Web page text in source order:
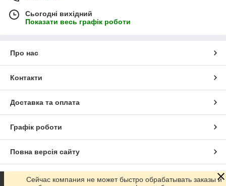
Сьогодні вихідний
Показати весь графік роботи
Про нас
Контакти
Доставка та оплата
Графік роботи
Повна версія сайту
Сайт створено на маркетплейсі Prom.ua
Сейчас компания не может быстро обрабатывать заказы и